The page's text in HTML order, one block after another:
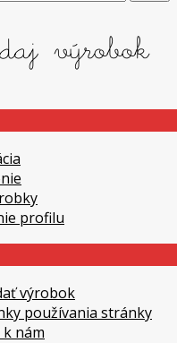
profilu
výrobok
používania stránky
nám